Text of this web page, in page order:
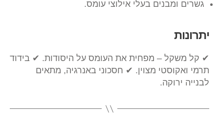
גשרים ומבנים בעלי אילוצי עומס.
יתרונות
✔ קל משקל – מפחית את העומס על היסודות. ✔ בידוד
תרמי ואקוסטי מצוין. ✔ חסכוני באנרגיה, מתאים
לבנייה ירוקה.